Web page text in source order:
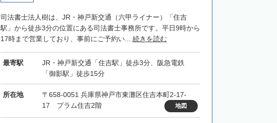
司法書士法人樹は、JR・神戸新交通（六甲ライナー）「住吉
駅」から徒歩3分の位置にある司法書士事務所です。平日9時から
17時まで営業しており、事前にご予約い... 続きを読む
最寄駅
JR・神戸新交通「住吉駅」徒歩3分、阪急電鉄
「御影駅」徒歩15分
所在地
〒658-0051 兵庫県神戸市東灘区住吉本町2-17-
17 プラム住吉2階
地図